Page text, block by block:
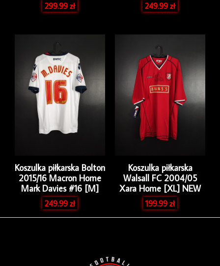
299.99zł 249.99zł
Koszulka piłkarska Bolton
2015/16 Macron Home
Mark Davies #16 [M]
249.99zł
Koszulka piłkarska
Walsall FC 2004/05
Xara Home [XL] NEW
199.99zł